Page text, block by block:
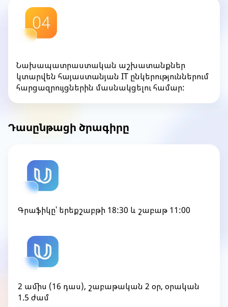
Նախապատրաստական աշխատանքներ
կտարվեն հայաստանյան IT ընկերություններում
հարցազրույցներին մասնակցելու համար:
Դասընթացի ծրագիրը
Գրաֆիկը՝ երեքշաբթի 18:30 և շաբաթ 11:00
2 ամիս (16 դաս), շաբաթական 2 օր, օրական
1.5 ժամ